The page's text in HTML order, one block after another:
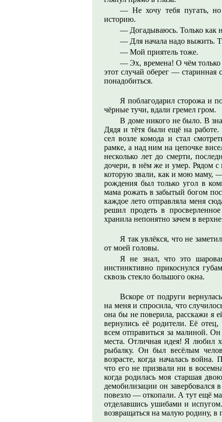
— Не хочу тебя пугать,
историю.
— Догадываюсь. Только как
— Для начала надо выжить.
— Мой приятель тоже.
— Эх, времена! О чём только
этот случай оберег — старинная
понадобиться.
Я поблагодарил сторожа и
чёрные тучи, вдали гремел гром.
В доме никого не было. В
Дядя и тётя были ещё на
сел возле комода и стал
рамке, а над ним на цепочке
несколько лет до смерти,
дочери, в нём же и умер. Рядом с
которую звали, как и мою маму,
рождения был только угол в
мама рожать в забытый богом
каждое лето отправляла меня
решил продеть в
хранила непонятно зачем в
Я так увлёкся, что не
от моей головы.
Я не знал, что это
инстинктивно прикоснулся
сквозь стекло большого окна.
Вскоре от подруги
на меня и спросила, что
она бы не поверила, расскажи я
вернулись её родители. Её
всем отправиться за малиной.
места. Отличная идея! Я любил
рыбалку. Он был весёлым
возрасте, когда началась
что его не призвали ни в
когда родилась моя старшая
демобилизации он завербовался
повезло — откопали. А тут ещё
отделавшись ушибами и
возвращаться на малую родину, в